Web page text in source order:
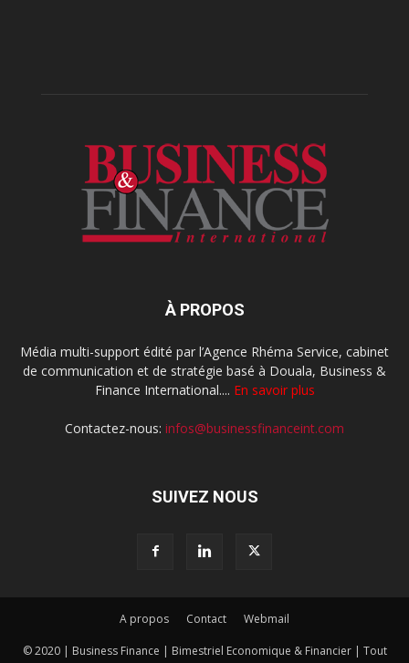
À PROPOS
Média multi-support édité par l’Agence Rhéma Service, cabinet
de communication et de stratégie basé à Douala, Business &
Finance International.... En savoir plus
Contactez-nous: infos@businessfinanceint.com
SUIVEZ NOUS
A propos Contact Webmail
© 2020 | Business Finance | Bimestriel Economique & Financier | Tout